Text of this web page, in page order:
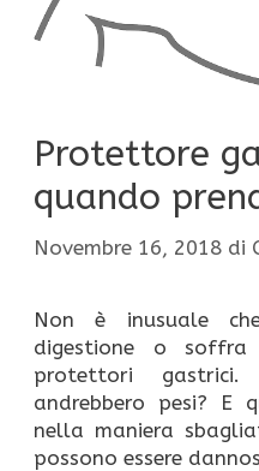
Protettore
quando
Novembre 16, 2018 di
Non è inusuale
digestione o
protettori
andrebbero pesi? E
nella maniera
possono essere